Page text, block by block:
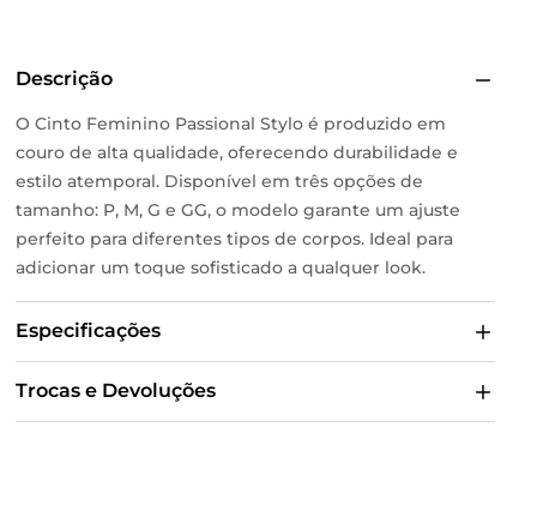
Descrição
O Cinto Feminino Passional Stylo é produzido em
couro de alta qualidade, oferecendo durabilidade e
estilo atemporal. Disponível em três opções de
tamanho: P, M, G e GG, o modelo garante um ajuste
perfeito para diferentes tipos de corpos. Ideal para
adicionar um toque sofisticado a qualquer look.
Especificações
Trocas e Devoluções